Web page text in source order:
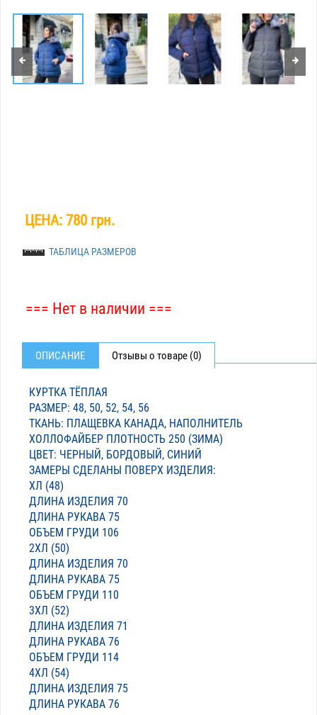
ЦЕНА: 780 грн.
ТАБЛИЦА РАЗМЕРОВ
=== Нет в наличии ===
ОПИСАНИЕ Отзывы о товаре (0)
КУРТКА ТЁПЛАЯ
РАЗМЕР: 48, 50, 52, 54, 56
ТКАНЬ: ПЛАЩЕВКА КАНАДА, НАПОЛНИТЕЛЬ
ХОЛЛОФАЙБЕР ПЛОТНОСТЬ 250 (ЗИМА)
ЦВЕТ: ЧЕРНЫЙ, БОРДОВЫЙ, СИНИЙ
ЗАМЕРЫ СДЕЛАНЫ ПОВЕРХ ИЗДЕЛИЯ:
ХЛ (48)
ДЛИНА ИЗДЕЛИЯ 70
ДЛИНА РУКАВА 75
ОБЪЕМ ГРУДИ 106
2ХЛ (50)
ДЛИНА ИЗДЕЛИЯ 70
ДЛИНА РУКАВА 75
ОБЪЕМ ГРУДИ 110
3ХЛ (52)
ДЛИНА ИЗДЕЛИЯ 71
ДЛИНА РУКАВА 76
ОБЪЕМ ГРУДИ 114
4ХЛ (54)
ДЛИНА ИЗДЕЛИЯ 75
ДЛИНА РУКАВА 76